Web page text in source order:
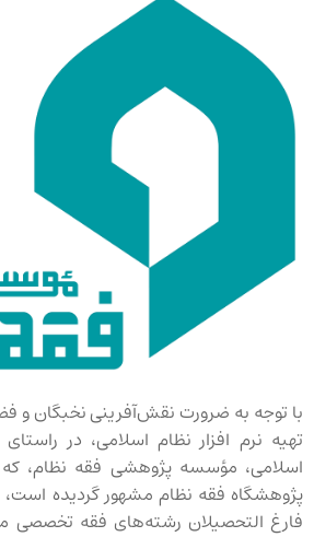
با توجه به ضرورت نقش‌آفرینی نخبگان و
تهیه نرم افزار نظام اسلامی، در
اسلامی، مؤسسه پژوهشی فقه نظام، که
فارغ التحصیلان رشته‌‏های فقه تخصصی